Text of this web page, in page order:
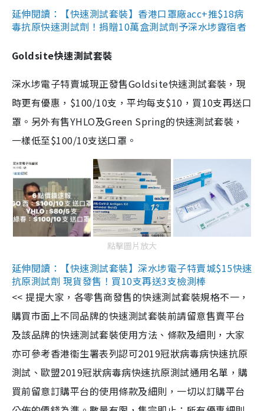
延伸閱讀：【快速測試套裝】香港口罩廠acc+推$18病
毒抗原快速測試劑！捐贈10萬盒測試劑予深水埗露宿者
Goldsite快速測試套裝
深水埗電子特賣城現正發售Goldsite快速測試套裝，現
時更有優惠，$100/10支，平均每支$10，買10支再送口
罩。另外有售YHLO及Green Spring的快速測試套裝，
一樣低至$100/10支送口罩。
點擊圖片放大
延伸閱讀：【快速測試套裝】深水埗電子特賣城$15快速
抗原測試劑 現貨發售！買10支再送3支檢測棒
<< 提提大家，各零售商發售的快速測試套裝規格不一，
購買市面上不同品牌的快速測試套裝前請留意售賣平台
及該品牌的快速測試套裝使用方法、條款及細則，大家
亦可參考香港衞生署表列認可2019冠狀病毒病快速抗原
測試、歐盟2019冠狀病毒病快速抗原測試通用名單，購
買前留意訂購平台的使用條款及細則，一切以訂購平台